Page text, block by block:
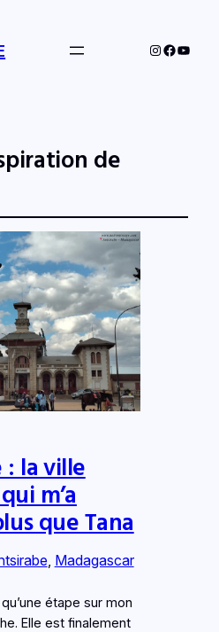
Instagram
de
: la ville
m’a
que Tana
, Madagascar
étape sur mon
Elle est finalement